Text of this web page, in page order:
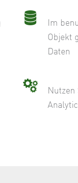
Im
Objekt
Daten
Nutzen